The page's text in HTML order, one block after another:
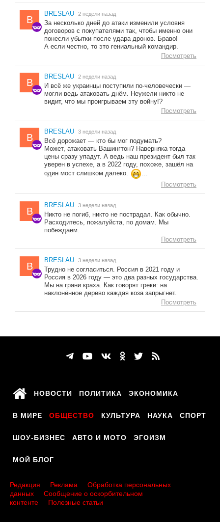
B
BRESLAU 2 недели назад
За несколько дней до атаки изменили условия
договоров с покупателями так, чтобы именно они
понесли убытки после удара дронов. Браво!
А если честно, то это гениальный командир.
Посмотреть
B
BRESLAU 2 недели назад
И всё же украинцы поступили по-человечески —
могли ведь атаковать днём. Неужели никто не
видит, что мы проигрываем эту войну!?
Посмотреть
B
BRESLAU 3 недели назад
Всё дорожает — кто бы мог подумать?
Может, атаковать Вашингтон? Наверняка тогда
цены сразу упадут. А ведь наш президент был так
уверен в успехе, а в 2022 году, похоже, зашёл на
один мост слишком далеко.
...
Посмотреть
B
BRESLAU 3 недели назад
Никто не погиб, никто не пострадал. Как обычно.
Расходитесь, пожалуйста, по домам. Мы
побеждаем.
Посмотреть
B
BRESLAU 3 недели назад
Трудно не согласиться. Россия в 2021 году и
Россия в 2026 году — это два разных государства.
Мы на грани краха. Как говорят греки: на
наклонённое дерево каждая коза запрыгнет.
Посмотреть
НОВОСТИ ПОЛИТИКА ЭКОНОМИКА
В МИРЕ ОБЩЕСТВО КУЛЬТУРА НАУКА СПОРТ
ШОУ-БИЗНЕС АВТО И МОТО ЭГОИЗМ
МОЙ БЛОГ
Редакция Реклама
Обработка персональных
данных
Сообщение о оскорбительном
контенте
Полезные статьи